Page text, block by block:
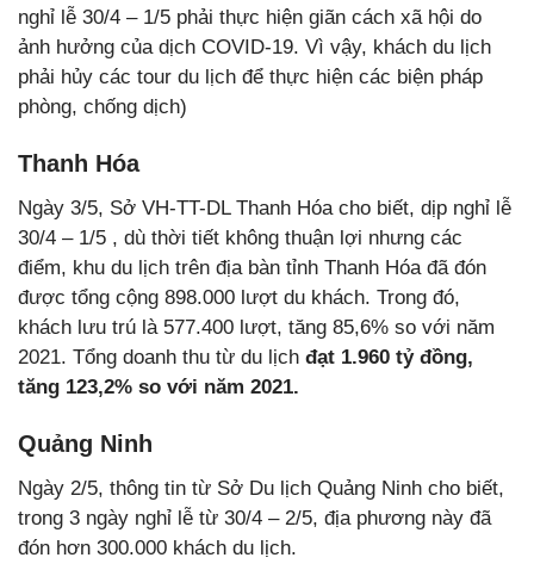
nghỉ lễ 30/4 – 1/5 phải thực hiện giãn cách xã hội do
ảnh hưởng của dịch COVID-19. Vì vậy, khách du lịch
phải hủy các tour du lịch để thực hiện các biện pháp
phòng, chống dịch)
Thanh Hóa
Ngày 3/5, Sở VH-TT-DL Thanh Hóa cho biết, dịp nghỉ lễ
30/4 – 1/5 , dù thời tiết không thuận lợi nhưng các
điểm, khu du lịch trên địa bàn tỉnh Thanh Hóa đã đón
được tổng cộng 898.000 lượt du khách. Trong đó,
khách lưu trú là 577.400 lượt, tăng 85,6% so với năm
2021. Tổng doanh thu từ du lịch đạt 1.960 tỷ đồng,
tăng 123,2% so với năm 2021.
Quảng Ninh
Ngày 2/5, thông tin từ Sở Du lịch Quảng Ninh cho biết,
trong 3 ngày nghỉ lễ từ 30/4 – 2/5, địa phương này đã
đón hơn 300.000 khách du lịch.